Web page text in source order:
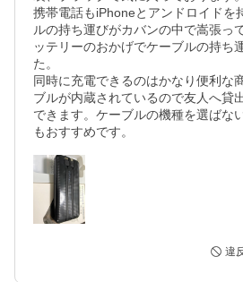
携帯電話もiPhoneとアンドロイドを
ルの持ち運びがカバンの中で嵩張っ
ッテリーのおかげでケーブルの持ち
た。
同時に充電できるのはかなり便利な
ブルが内蔵されているので友人へ貸
できます。ケーブルの機種を選ばな
もおすすめです。
違